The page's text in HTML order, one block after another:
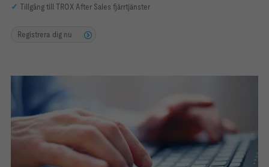
✓ Tillgång till TROX After Sales fjärrtjänster
Registrera dig nu